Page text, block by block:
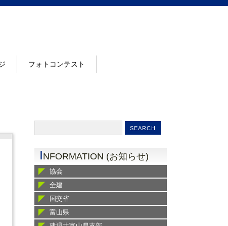
フォトコンテスト
INFORMATION (お知らせ)
協会
全建
国交省
富山県